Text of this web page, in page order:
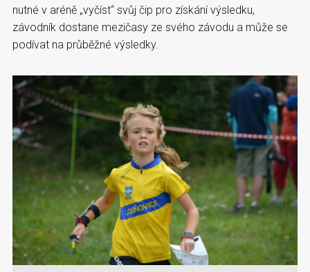
nutné v aréně „vyčíst“ svůj čip pro získání výsledku,
závodník dostane mezičasy ze svého závodu a může se
podívat na průběžné výsledky.